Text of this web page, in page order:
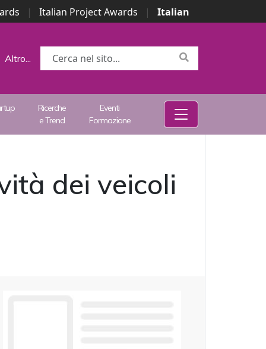
| Italian Project Awards |
Italian
Altro...
Ricerche
e Trend
Eventi
Formazione
dei veicoli